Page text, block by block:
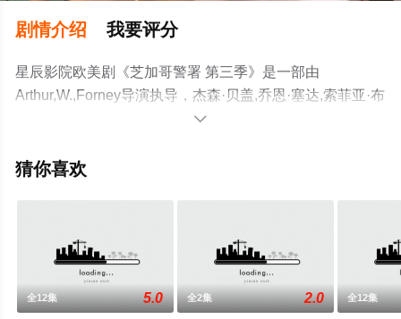
剧情介绍 我要评分
星辰影院欧美剧《芝加哥警署 第三季》是一部由
Arthur,W.,Forney导演执导，杰森·贝盖,乔恩·塞达,索菲亚·布
什,杰西·李·索弗,帕特里克·约翰·弗吕格,玛瑞娜·斯奎尔西亚
斯特,博基姆·伍德拜因,艾米·莫顿等演员精彩演绎的美国电

猜你喜欢
全12集 5.0 全2集 2.0 全12集